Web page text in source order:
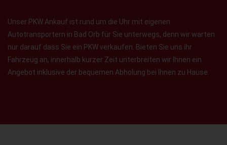
Unser PKW Ankauf ist rund um die Uhr mit eigenen
Autotransportern in Bad Orb für Sie unterwegs, denn wir warten
nur darauf dass Sie ein PKW verkaufen. Bieten Sie uns ihr
Fahrzeug an, innerhalb kurzer Zeit unterbreiten wir Ihnen ein
Angebot inklusive der bequemen Abholung bei Ihnen zu Hause.